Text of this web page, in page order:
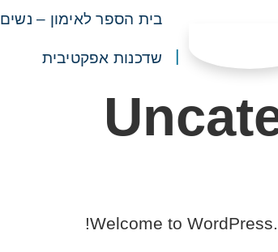
בית הספר לאימון – נשים
שדכנות אפקטיבית
Welcome to